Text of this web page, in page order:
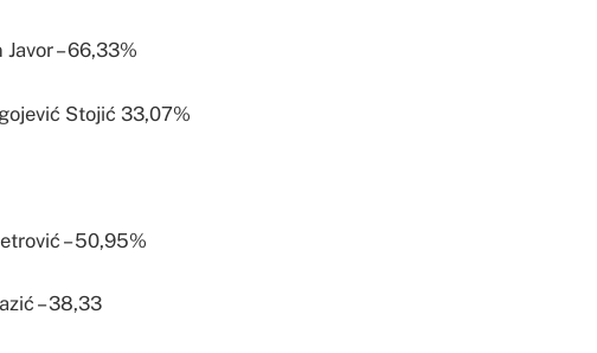
Javor – 66,33%
Stojić 33,07%
– 50,95%
– 38,33